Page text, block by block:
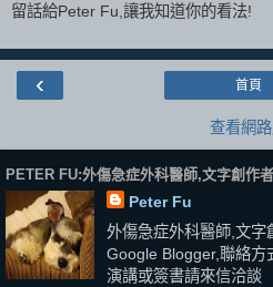
留話給Peter Fu,讓我知道你的看法!
‹ 首頁
查看網
PETER FU:外傷急症外科醫師,文字創作者
Peter Fu
外傷急症外科醫師,文字
Google Blogger,聯絡
演講或簽書請來信洽談